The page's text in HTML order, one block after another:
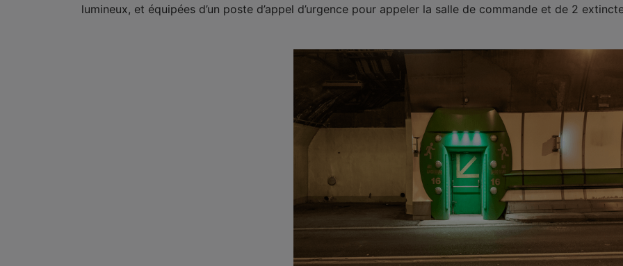
lumineux, et équipées d’un poste d’appel d’urgence pour appeler la salle de commande et de 2